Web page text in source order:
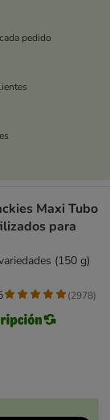
pedido
Maxi Tubo
para
(150 g)
(2978)